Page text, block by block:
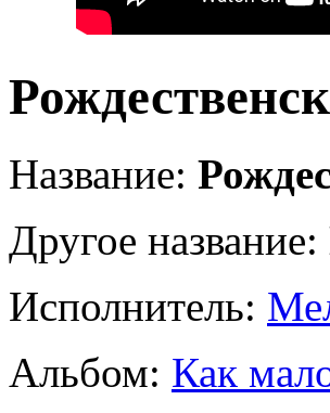
Название:
Другое название:
Исполнитель:
Альбом: Как